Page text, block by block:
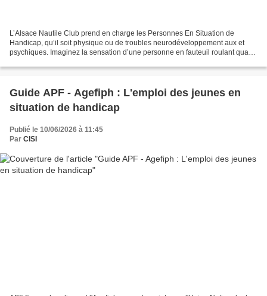
L’Alsace Nautile Club prend en charge les Personnes En Situation de
Handicap, qu’il soit physique ou de troubles neurodéveloppement aux et
psychiques. Imaginez la sensation d’une personne en fauteuil roulant quand
Guide APF - Agefiph : L'emploi des jeunes en
situation de handicap
Publié le 10/06/2026 à 11:45
Par CISI